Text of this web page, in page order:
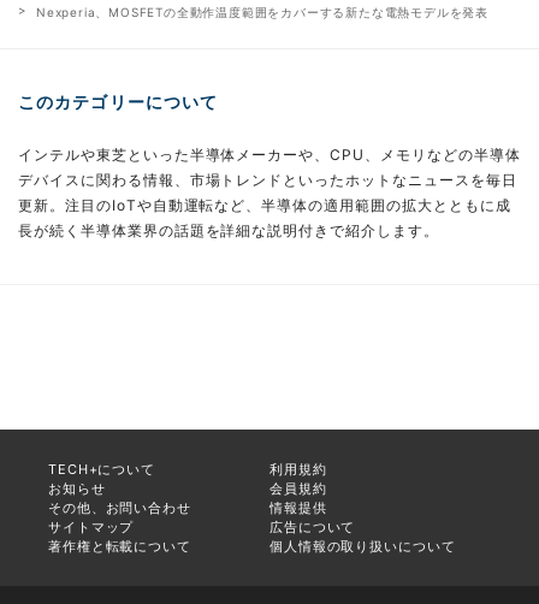
Nexperia、MOSFETの全動作温度範囲をカバーする新たな電熱モデルを発表
このカテゴリーについて
インテルや東芝といった半導体メーカーや、CPU、メモリなどの半導体
デバイスに関わる情報、市場トレンドといったホットなニュースを毎日
更新。注目のIoTや自動運転など、半導体の適用範囲の拡大とともに成
長が続く半導体業界の話題を詳細な説明付きで紹介します。
TECH+について
利用規約
お知らせ
会員規約
その他、お問い合わせ
情報提供
サイトマップ
広告について
著作権と転載について
個人情報の取り扱いについて